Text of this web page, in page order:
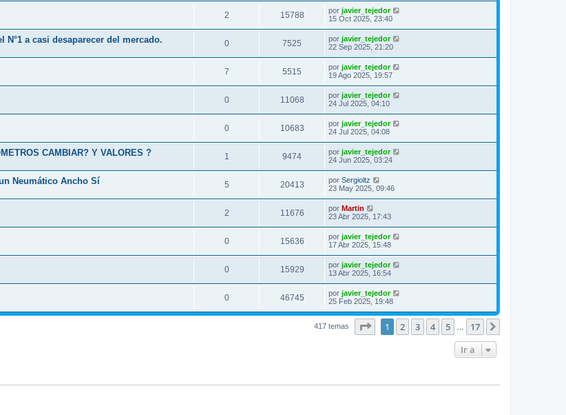
2 15788 por javier_tejedor
15 Oct 2025, 23:40
N°1 a casi desaparecer del mercado. 0 7525 por javier_tejedor
22 Sep 2025, 21:20
7 5515 por javier_tejedor
19 Ago 2025, 19:57
0 11068 por javier_tejedor
24 Jul 2025, 04:10
0 10683 por javier_tejedor
24 Jul 2025, 04:08
CAMBIAR? Y VALORES ? 1 9474 por javier_tejedor
24 Jun 2025, 03:24
Neumático Ancho Sí 5 20413 por Sergioltz
23 May 2025, 09:46
2 11676 por Martin
23 Abr 2025, 17:43
0 15636 por javier_tejedor
17 Abr 2025, 15:48
0 15929 por javier_tejedor
13 Abr 2025, 16:54
0 46745 por javier_tejedor
25 Feb 2025, 19:48
417 temas Página1 de 17
1 2 3 4 5 17
Ir a